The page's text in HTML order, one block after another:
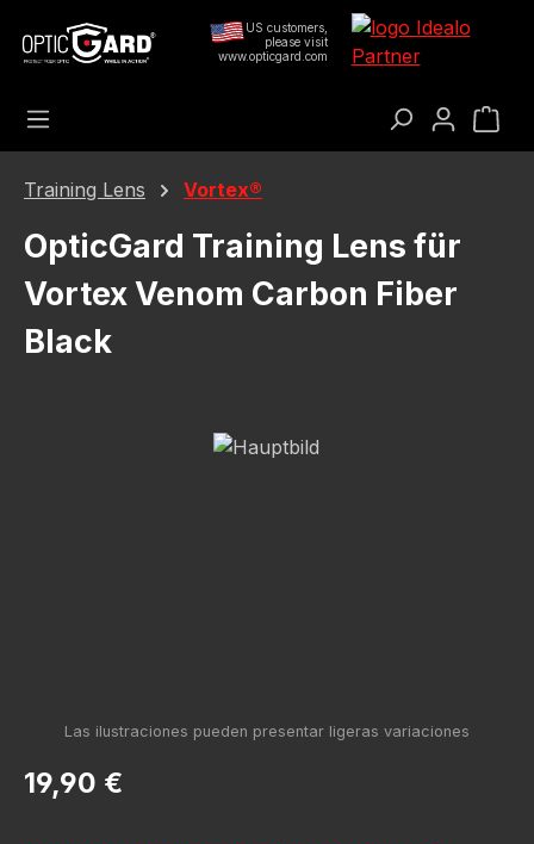
Saltar al contenido principalUS customers,
please visit
www.opticgard.com
El
Training Lens Vortex®
OpticGard Training Lens für
Vortex Venom Carbon Fiber
Black
Omitir galería de imágenes
Precio normal:
19,90 €